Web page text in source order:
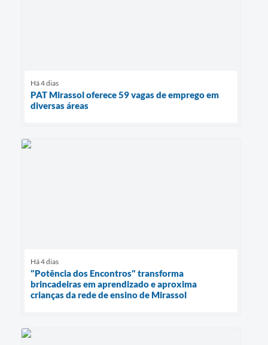
Há 4 dias
PAT Mirassol oferece 59 vagas de emprego em
diversas áreas
Há 4 dias
"Potência dos Encontros" transforma
brincadeiras em aprendizado e aproxima
crianças da rede de ensino de Mirassol